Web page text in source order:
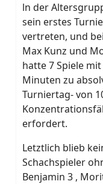
ln der
sein erstes
vertreten, und
Max Kunz und
hatte 7 Spiele
Minuten zu
Turniertag- von
erfordert.
Letztlich blieb
Schachspieler
Benjamin 3 ,